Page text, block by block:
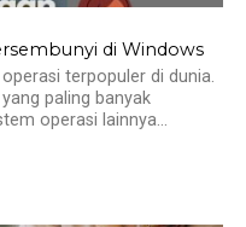
di Windows
terpopuler di dunia.
paling banyak
operasi lainnya...